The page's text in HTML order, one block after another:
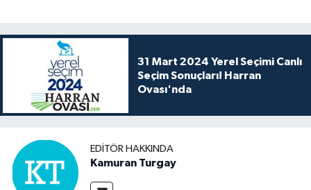
31 Mart 2024 Yerel Seçimi Canlı
Seçim Sonuçları! Harran
Ovası'nda
EDITÖR HAKKINDA
Kamuran Turgay